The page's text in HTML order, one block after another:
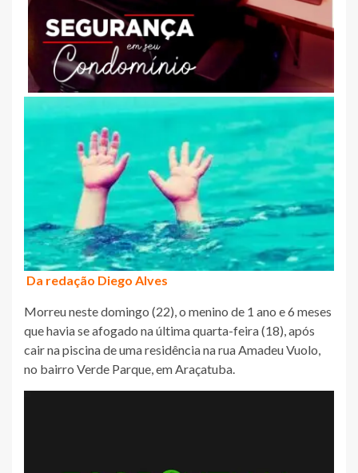
Da redação Diego Alves
Morreu neste domingo (22), o menino de 1 ano e 6 meses
que havia se afogado na última quarta-feira (18), após
cair na piscina de uma residência na rua Amadeu Vuolo,
no bairro Verde Parque, em Araçatuba.